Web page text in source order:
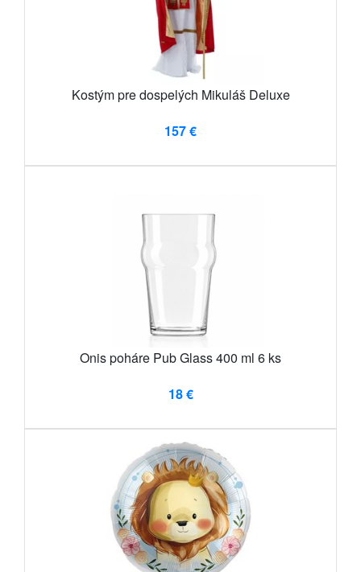
Kostým pre dospelých Mikuláš Deluxe
157 €
Onis poháre Pub Glass 400 ml 6 ks
18 €